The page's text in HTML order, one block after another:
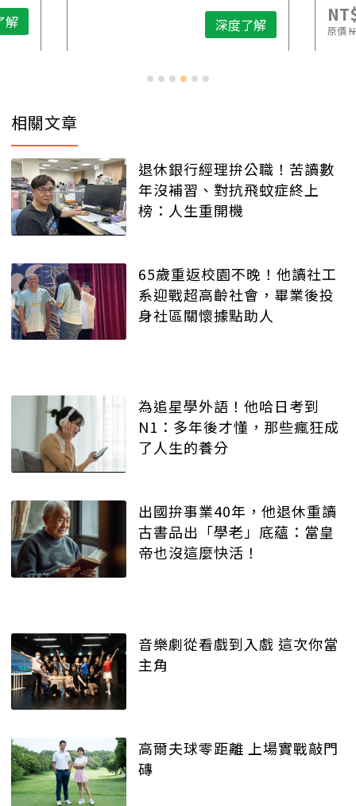
解
深度了解
原價
相關文章
退休銀行經理拚公職！苦讀數
年沒補習、對抗飛蚊症終上
榜：人生重開機
65歲重返校園不晚！他讀社工
系迎戰超高齡社會，畢業後投
身社區關懷據點助人
為追星學外語！他哈日考到
N1：多年後才懂，那些瘋狂成
了人生的養分
出國拚事業40年，他退休重讀
古書品出「學老」底蘊：當皇
帝也沒這麼快活！
音樂劇從看戲到入戲 這次你當
主角
高爾夫球零距離 上場實戰敲門
磚